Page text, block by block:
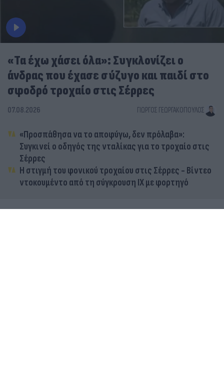
«Τα έχω χάσει όλα»: Συγκλονίζει ο
άνδρας που έχασε σύζυγο και παιδί στο
σφοδρό τροχαίο στις Σέρρες
07.08.2026 ΓΙΏΡΓΟΣ ΓΕΩΡΓΑΚΌΠΟΥΛΟΣ
«Προσπάθησα να το αποφύγω, δεν πρόλαβα»:
Συγκινεί ο οδηγός της νταλίκας για το τροχαίο στις
Σέρρες
Η στιγμή του φονικού τροχαίου στις Σέρρες - Βίντεο
ντοκουμέντο από τη σύγκρουση ΙΧ με φορτηγό